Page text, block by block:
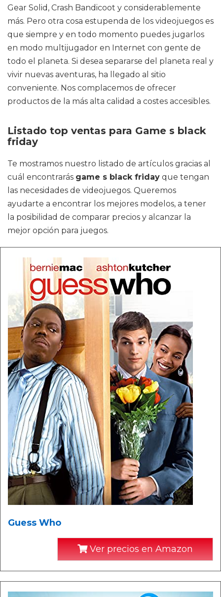
Gear Solid, Crash Bandicoot y considerablemente
más. Pero otra cosa estupenda de los videojuegos es
que siempre y en todo momento puedes jugarlos
en modo multijugador en Internet con gente de
todo el planeta. Si desea separarse del planeta real y
vivir nuevas aventuras, ha llegado al sitio
conveniente. Nos complacemos de ofrecer
productos de la más alta calidad a costes accesibles.
Listado top ventas para Game s black
friday
Te mostramos nuestro listado de artículos gracias al
cuál encontrarás game s black friday que tengan
las necesidades de videojuegos. Queremos
ayudarte a encontrar los mejores modelos, a tener
la posibilidad de comparar precios y alcanzar la
mejor opción para juegos.
Guess Who
Ver precios en Amazon